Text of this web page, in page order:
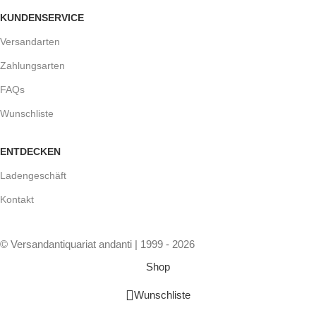
KUNDENSERVICE
Versandarten
Zahlungsarten
FAQs
Wunschliste
ENTDECKEN
Ladengeschäft
Kontakt
© Versandantiquariat andanti | 1999 - 2026
Shop
Wunschliste